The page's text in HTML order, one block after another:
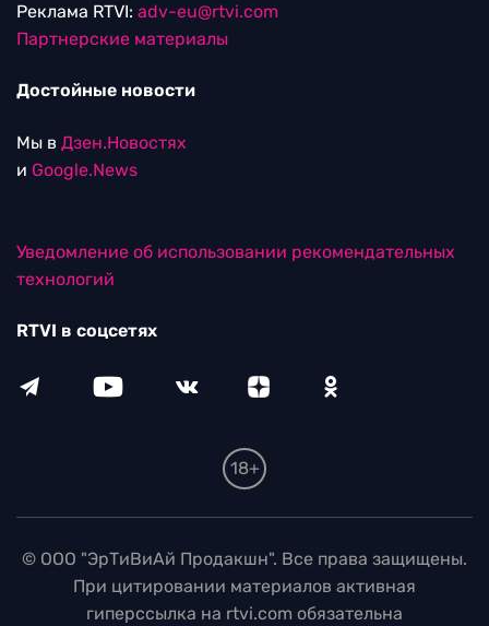
Реклама RTVI: adv-eu@rtvi.com
Партнерские материалы
Достойные новости
Мы в Дзен.Новостях
и Google.News
Уведомление об использовании рекомендательных
технологий
RTVI в соцсетях
18+
© ООО "ЭрТиВиАй Продакшн". Все права защищены.
При цитировании материалов активная
гиперссылка на rtvi.com обязательна